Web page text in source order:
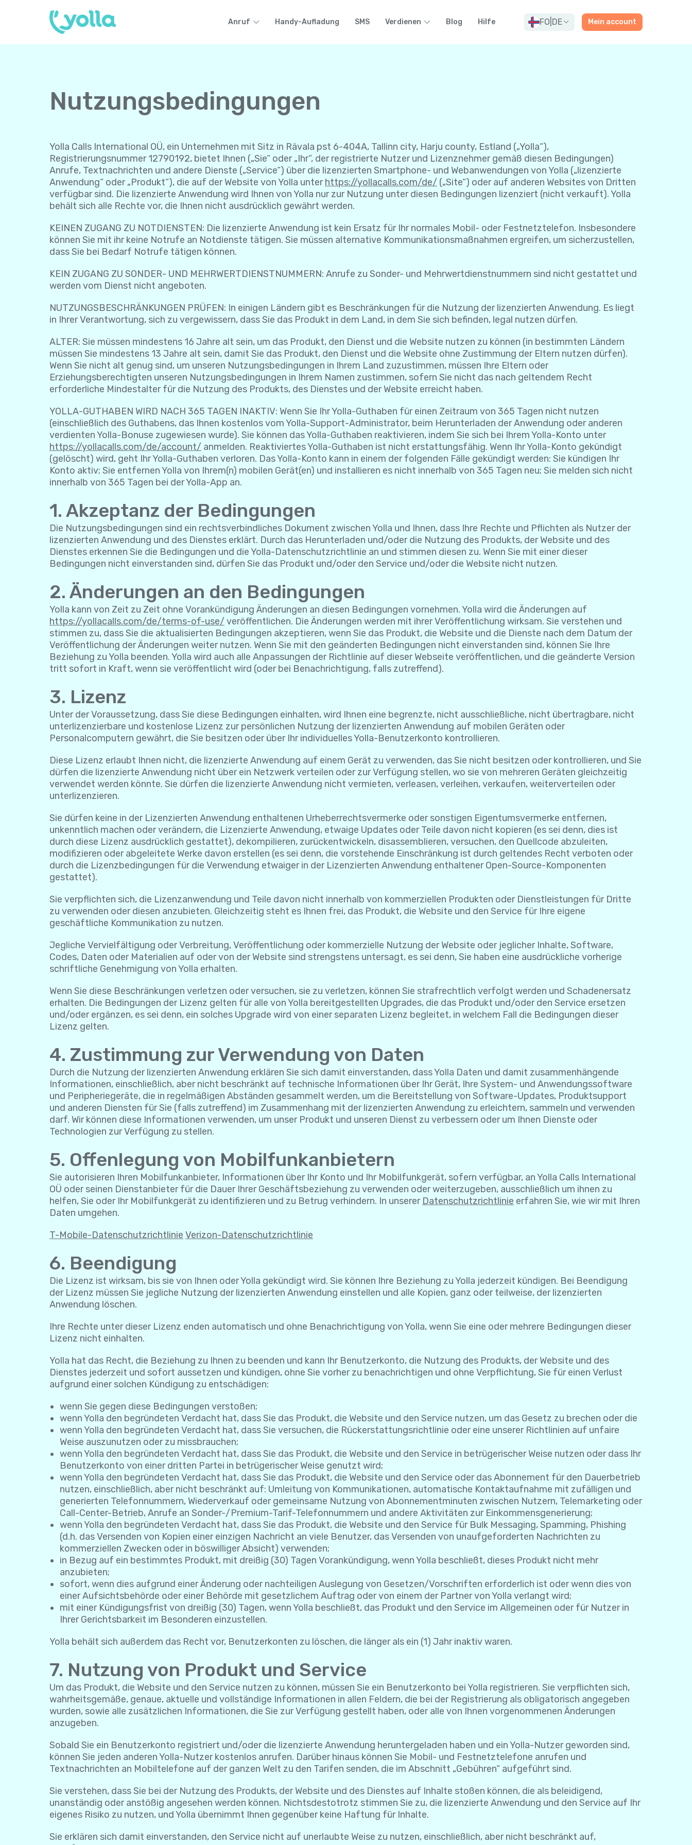
Anruf Handy-Aufladung SMS Verdienen Blog Hilfe FO DE Mein account
Nutzungsbedingungen
Yolla Calls International OÜ, ein Unternehmen mit Sitz in Rävala pst 6-404A, Tallinn city, Harju county, Estland („Yolla“),
Registrierungsnummer 12790192, bietet Ihnen („Sie“ oder „Ihr“, der registrierte Nutzer und Lizenznehmer gemäß diesen Bedingungen)
Anrufe, Textnachrichten und andere Dienste („Service“) über die lizenzierten Smartphone- und Webanwendungen von Yolla („lizenzierte
Anwendung“ oder „Produkt“), die auf der Website von Yolla unterhttps://yollacalls.com/de/ („Site“) oder auf anderen Websites von Dritten
verfügbar sind. Die lizenzierte Anwendung wird Ihnen von Yolla nur zur Nutzung unter diesen Bedingungen lizenziert (nicht verkauft). Yolla
behält sich alle Rechte vor, die Ihnen nicht ausdrücklich gewährt werden.
KEINEN ZUGANG ZU NOTDIENSTEN: Die lizenzierte Anwendung ist kein Ersatz für Ihr normales Mobil- oder Festnetztelefon. Insbesondere
können Sie mit ihr keine Notrufe an Notdienste tätigen. Sie müssen alternative Kommunikationsmaßnahmen ergreifen, um sicherzustellen,
dass Sie bei Bedarf Notrufe tätigen können.
KEIN ZUGANG ZU SONDER- UND MEHRWERTDIENSTNUMMERN: Anrufe zu Sonder- und Mehrwertdienstnummern sind nicht gestattet und
werden vom Dienst nicht angeboten.
NUTZUNGSBESCHRÄNKUNGEN PRÜFEN: In einigen Ländern gibt es Beschränkungen für die Nutzung der lizenzierten Anwendung. Es liegt
in Ihrer Verantwortung, sich zu vergewissern, dass Sie das Produkt in dem Land, in dem Sie sich befinden, legal nutzen dürfen.
ALTER: Sie müssen mindestens 16 Jahre alt sein, um das Produkt, den Dienst und die Website nutzen zu können (in bestimmten Ländern
müssen Sie mindestens 13 Jahre alt sein, damit Sie das Produkt, den Dienst und die Website ohne Zustimmung der Eltern nutzen dürfen).
Wenn Sie nicht alt genug sind, um unseren Nutzungsbedingungen in Ihrem Land zuzustimmen, müssen Ihre Eltern oder
Erziehungsberechtigten unseren Nutzungsbedingungen in Ihrem Namen zustimmen, sofern Sie nicht das nach geltendem Recht
erforderliche Mindestalter für die Nutzung des Produkts, des Dienstes und der Website erreicht haben.
YOLLA-GUTHABEN WIRD NACH 365 TAGEN INAKTIV: Wenn Sie Ihr Yolla-Guthaben für einen Zeitraum von 365 Tagen nicht nutzen
(einschließlich des Guthabens, das Ihnen kostenlos vom Yolla-Support-Administrator, beim Herunterladen der Anwendung oder anderen
verdienten Yolla-Bonuse zugewiesen wurde). Sie können das Yolla-Guthaben reaktivieren, indem Sie sich bei Ihrem Yolla-Konto unter
https://yollacalls.com/de/account/ anmelden. Reaktiviertes Yolla-Guthaben ist nicht erstattungsfähig. Wenn Ihr Yolla-Konto gekündigt
(gelöscht) wird, geht Ihr Yolla-Guthaben verloren. Das Yolla-Konto kann in einem der folgenden Fälle gekündigt werden: Sie kündigen Ihr
Konto aktiv; Sie entfernen Yolla von Ihrem(n) mobilen Gerät(en) und installieren es nicht innerhalb von 365 Tagen neu; Sie melden sich nicht
innerhalb von 365 Tagen bei der Yolla-App an.
1. Akzeptanz der Bedingungen
Die Nutzungsbedingungen sind ein rechtsverbindliches Dokument zwischen Yolla und Ihnen, dass Ihre Rechte und Pflichten als Nutzer der
lizenzierten Anwendung und des Dienstes erklärt. Durch das Herunterladen und/oder die Nutzung des Produkts, der Website und des
Dienstes erkennen Sie die Bedingungen und die Yolla-Datenschutzrichtlinie an und stimmen diesen zu. Wenn Sie mit einer dieser
Bedingungen nicht einverstanden sind, dürfen Sie das Produkt und/oder den Service und/oder die Website nicht nutzen.
2. Änderungen an den Bedingungen
Yolla kann von Zeit zu Zeit ohne Vorankündigung Änderungen an diesen Bedingungen vornehmen. Yolla wird die Änderungen auf
https://yollacalls.com/de/terms-of-use/ veröffentlichen. Die Änderungen werden mit ihrer Veröffentlichung wirksam. Sie verstehen und
stimmen zu, dass Sie die aktualisierten Bedingungen akzeptieren, wenn Sie das Produkt, die Website und die Dienste nach dem Datum der
Veröffentlichung der Änderungen weiter nutzen. Wenn Sie mit den geänderten Bedingungen nicht einverstanden sind, können Sie Ihre
Beziehung zu Yolla beenden. Yolla wird auch alle Anpassungen der Richtlinie auf dieser Webseite veröffentlichen, und die geänderte Version
tritt sofort in Kraft, wenn sie veröffentlicht wird (oder bei Benachrichtigung, falls zutreffend).
3. Lizenz
Unter der Voraussetzung, dass Sie diese Bedingungen einhalten, wird Ihnen eine begrenzte, nicht ausschließliche, nicht übertragbare, nicht
unterlizenzierbare und kostenlose Lizenz zur persönlichen Nutzung der lizenzierten Anwendung auf mobilen Geräten oder
Personalcomputern gewährt, die Sie besitzen oder über Ihr individuelles Yolla-Benutzerkonto kontrollieren.
Diese Lizenz erlaubt Ihnen nicht, die lizenzierte Anwendung auf einem Gerät zu verwenden, das Sie nicht besitzen oder kontrollieren, und Sie
dürfen die lizenzierte Anwendung nicht über ein Netzwerk verteilen oder zur Verfügung stellen, wo sie von mehreren Geräten gleichzeitig
verwendet werden könnte. Sie dürfen die lizenzierte Anwendung nicht vermieten, verleasen, verleihen, verkaufen, weiterverteilen oder
unterlizenzieren.
Sie dürfen keine in der Lizenzierten Anwendung enthaltenen Urheberrechtsvermerke oder sonstigen Eigentumsvermerke entfernen,
unkenntlich machen oder verändern, die Lizenzierte Anwendung, etwaige Updates oder Teile davon nicht kopieren (es sei denn, dies ist
durch diese Lizenz ausdrücklich gestattet), dekompilieren, zurückentwickeln, disassemblieren, versuchen, den Quellcode abzuleiten,
modifizieren oder abgeleitete Werke davon erstellen (es sei denn, die vorstehende Einschränkung ist durch geltendes Recht verboten oder
durch die Lizenzbedingungen für die Verwendung etwaiger in der Lizenzierten Anwendung enthaltener Open-Source-Komponenten
gestattet).
Sie verpflichten sich, die Lizenzanwendung und Teile davon nicht innerhalb von kommerziellen Produkten oder Dienstleistungen für Dritte
zu verwenden oder diesen anzubieten. Gleichzeitig steht es Ihnen frei, das Produkt, die Website und den Service für Ihre eigene
geschäftliche Kommunikation zu nutzen.
Jegliche Vervielfältigung oder Verbreitung, Veröffentlichung oder kommerzielle Nutzung der Website oder jeglicher Inhalte, Software,
Codes, Daten oder Materialien auf oder von der Website sind strengstens untersagt, es sei denn, Sie haben eine ausdrückliche vorherige
schriftliche Genehmigung von Yolla erhalten.
Wenn Sie diese Beschränkungen verletzen oder versuchen, sie zu verletzen, können Sie strafrechtlich verfolgt werden und Schadenersatz
erhalten. Die Bedingungen der Lizenz gelten für alle von Yolla bereitgestellten Upgrades, die das Produkt und/oder den Service ersetzen
und/oder ergänzen, es sei denn, ein solches Upgrade wird von einer separaten Lizenz begleitet, in welchem Fall die Bedingungen dieser
Lizenz gelten.
4. Zustimmung zur Verwendung von Daten
Durch die Nutzung der lizenzierten Anwendung erklären Sie sich damit einverstanden, dass Yolla Daten und damit zusammenhängende
Informationen, einschließlich, aber nicht beschränkt auf technische Informationen über Ihr Gerät, Ihre System- und Anwendungssoftware
und Peripheriegeräte, die in regelmäßigen Abständen gesammelt werden, um die Bereitstellung von Software-Updates, Produktsupport
und anderen Diensten für Sie (falls zutreffend) im Zusammenhang mit der lizenzierten Anwendung zu erleichtern, sammeln und verwenden
darf. Wir können diese Informationen verwenden, um unser Produkt und unseren Dienst zu verbessern oder um Ihnen Dienste oder
Technologien zur Verfügung zu stellen.
5. Offenlegung von Mobilfunkanbietern
Sie autorisieren Ihren Mobilfunkanbieter, Informationen über Ihr Konto und Ihr Mobilfunkgerät, sofern verfügbar, an Yolla Calls International
OÜ oder seinen Dienstanbieter für die Dauer Ihrer Geschäftsbeziehung zu verwenden oder weiterzugeben, ausschließlich um ihnen zu
helfen, Sie oder Ihr Mobilfunkgerät zu identifizieren und zu Betrug verhindern. In unserer Datenschutzrichtlinie erfahren Sie, wie wir mit Ihren
Daten umgehen.
T-Mobile-Datenschutzrichtlinie Verizon-Datenschutzrichtlinie
6. Beendigung
Die Lizenz ist wirksam, bis sie von Ihnen oder Yolla gekündigt wird. Sie können Ihre Beziehung zu Yolla jederzeit kündigen. Bei Beendigung
der Lizenz müssen Sie jegliche Nutzung der lizenzierten Anwendung einstellen und alle Kopien, ganz oder teilweise, der lizenzierten
Anwendung löschen.
Ihre Rechte unter dieser Lizenz enden automatisch und ohne Benachrichtigung von Yolla, wenn Sie eine oder mehrere Bedingungen dieser
Lizenz nicht einhalten.
Yolla hat das Recht, die Beziehung zu Ihnen zu beenden und kann Ihr Benutzerkonto, die Nutzung des Produkts, der Website und des
Dienstes jederzeit und sofort aussetzen und kündigen, ohne Sie vorher zu benachrichtigen und ohne Verpflichtung, Sie für einen Verlust
aufgrund einer solchen Kündigung zu entschädigen:
wenn Sie gegen diese Bedingungen verstoßen;
wenn Yolla den begründeten Verdacht hat, dass Sie das Produkt, die Website und den Service nutzen, um das Gesetz zu brechen oder die
wenn Yolla den begründeten Verdacht hat, dass Sie versuchen, die Rückerstattungsrichtlinie oder eine unserer Richtlinien auf unfaire
Weise auszunutzen oder zu missbrauchen;
wenn Yolla den begründeten Verdacht hat, dass Sie das Produkt, die Website und den Service in betrügerischer Weise nutzen oder dass Ihr
Benutzerkonto von einer dritten Partei in betrügerischer Weise genutzt wird;
wenn Yolla den begründeten Verdacht hat, dass Sie das Produkt, die Website und den Service oder das Abonnement für den Dauerbetrieb
nutzen, einschließlich, aber nicht beschränkt auf: Umleitung von Kommunikationen, automatische Kontaktaufnahme mit zufälligen und
generierten Telefonnummern, Wiederverkauf oder gemeinsame Nutzung von Abonnementminuten zwischen Nutzern, Telemarketing oder
Call-Center-Betrieb, Anrufe an Sonder-/Premium-Tarif-Telefonnummern und andere Aktivitäten zur Einkommensgenerierung;
wenn Yolla den begründeten Verdacht hat, dass Sie das Produkt, die Website und den Service für Bulk Messaging, Spamming, Phishing
(d.h. das Versenden von Kopien einer einzigen Nachricht an viele Benutzer, das Versenden von unaufgeforderten Nachrichten zu
kommerziellen Zwecken oder in böswilliger Absicht) verwenden;
in Bezug auf ein bestimmtes Produkt, mit dreißig (30) Tagen Vorankündigung, wenn Yolla beschließt, dieses Produkt nicht mehr
anzubieten;
sofort, wenn dies aufgrund einer Änderung oder nachteiligen Auslegung von Gesetzen/Vorschriften erforderlich ist oder wenn dies von
einer Aufsichtsbehörde oder einer Behörde mit gesetzlichem Auftrag oder von einem der Partner von Yolla verlangt wird;
mit einer Kündigungsfrist von dreißig (30) Tagen, wenn Yolla beschließt, das Produkt und den Service im Allgemeinen oder für Nutzer in
Ihrer Gerichtsbarkeit im Besonderen einzustellen.
Yolla behält sich außerdem das Recht vor, Benutzerkonten zu löschen, die länger als ein (1) Jahr inaktiv waren.
7. Nutzung von Produkt und Service
Um das Produkt, die Website und den Service nutzen zu können, müssen Sie ein Benutzerkonto bei Yolla registrieren. Sie verpflichten sich,
wahrheitsgemäße, genaue, aktuelle und vollständige Informationen in allen Feldern, die bei der Registrierung als obligatorisch angegeben
wurden, sowie alle zusätzlichen Informationen, die Sie zur Verfügung gestellt haben, oder alle von Ihnen vorgenommenen Änderungen
anzugeben.
Sobald Sie ein Benutzerkonto registriert und/oder die lizenzierte Anwendung heruntergeladen haben und ein Yolla-Nutzer geworden sind,
können Sie jeden anderen Yolla-Nutzer kostenlos anrufen. Darüber hinaus können Sie Mobil- und Festnetztelefone anrufen und
Textnachrichten an Mobiltelefone auf der ganzen Welt zu den Tarifen senden, die im Abschnitt „Gebühren“ aufgeführt sind.
Sie verstehen, dass Sie bei der Nutzung des Produkts, der Website und des Dienstes auf Inhalte stoßen können, die als beleidigend,
unanständig oder anstößig angesehen werden können. Nichtsdestotrotz stimmen Sie zu, die lizenzierte Anwendung und den Service auf Ihr
eigenes Risiko zu nutzen, und Yolla übernimmt Ihnen gegenüber keine Haftung für Inhalte.
Sie erklären sich damit einverstanden, den Service nicht auf unerlaubte Weise zu nutzen, einschließlich, aber nicht beschränkt auf,